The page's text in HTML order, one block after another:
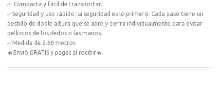
✅ Compacta y fácil de transportar.
✅Seguridad y uso rápido: la seguridad es lo primero. Cada paso tiene un
pestillo de doble altura que se abre y cierra individualmente para evitar
pellizcos de los dedos o las manos.
✅Medida de 2.60 metros
🔥Envió GRATIS y pagas al recibir🔥